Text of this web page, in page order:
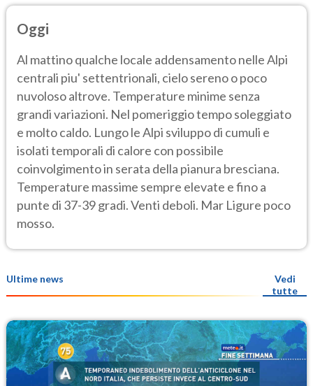
Oggi
Al mattino qualche locale addensamento nelle Alpi
centrali piu' settentrionali, cielo sereno o poco
nuvoloso altrove. Temperature minime senza
grandi variazioni. Nel pomeriggio tempo soleggiato
e molto caldo. Lungo le Alpi sviluppo di cumuli e
isolati temporali di calore con possibile
coinvolgimento in serata della pianura bresciana.
Temperature massime sempre elevate e fino a
punte di 37-39 gradi. Venti deboli. Mar Ligure poco
mosso.
Ultime news
Vedi
tutte